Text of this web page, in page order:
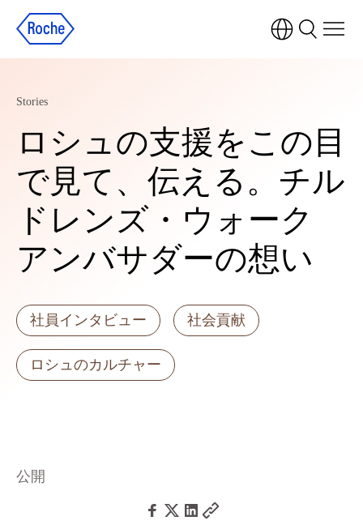
Stories
ロシュの支援をこの目
で見て、伝える。チル
ドレンズ・ウォーク
アンバサダーの想い
社員インタビュー 社会貢献
ロシュのカルチャー
公開